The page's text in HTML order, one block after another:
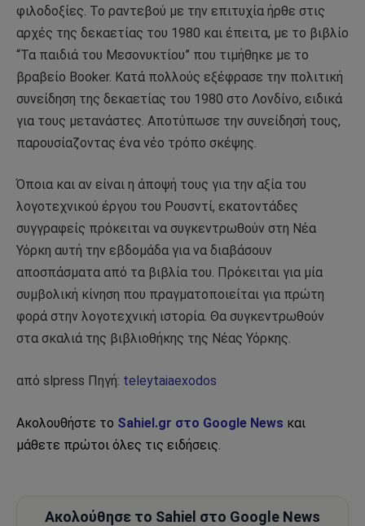
φιλοδοξίες. Το ραντεβού με την επιτυχία ήρθε στις
αρχές της δεκαετίας του 1980 και έπειτα, με το βιβλίο
“Τα παιδιά του Μεσονυκτίου” που τιμήθηκε με το
βραβείο Booker. Κατά πολλούς εξέφρασε την πολιτική
συνείδηση ​​της δεκαετίας του 1980 στο Λονδίνο, ειδικά
για τους μετανάστες. Αποτύπωσε την συνείδησή τους,
παρουσίαζοντας ένα νέο τρόπο σκέψης.
Όποια και αν είναι η άποψή τους για την αξία του
λογοτεχνικού έργου του Ρουσντί, εκατοντάδες
συγγραφείς πρόκειται να συγκεντρωθούν στη Νέα
Υόρκη αυτή την εβδομάδα για να διαβάσουν
αποσπάσματα από τα βιβλία του. Πρόκειται για μία
συμβολική κίνηση που πραγματοποιείται για πρώτη
φορά στην λογοτεχνική ιστορία. Θα συγκεντρωθούν
στα σκαλιά της βιβλιοθήκης της Νέας Υόρκης.
από slpress Πηγή: teleytaiaexodos
Ακολουθήστε το Sahiel.gr στο Google News και
μάθετε πρώτοι όλες τις ειδήσεις.
Ακολούθησε το Sahiel στο Google News